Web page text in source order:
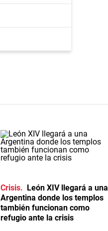
Crisis
León XIV llegará a una
Argentina donde los templos
también funcionan como
refugio ante la crisis